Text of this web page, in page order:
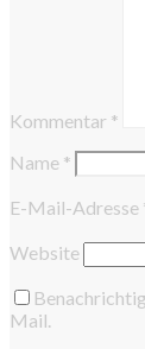
Kommentar *
Name *
E-Mail-Adresse
Website
Mail.